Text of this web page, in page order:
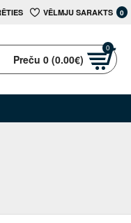
VĒLMJU SARAKTS 0
Preču 0 (0.00€)
0